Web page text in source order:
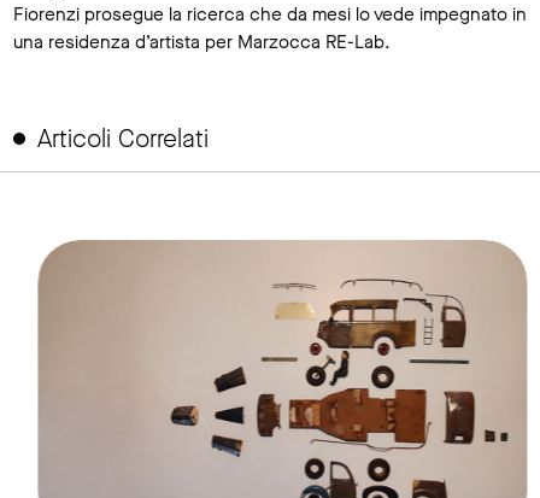
Fiorenzi prosegue la ricerca che da mesi lo vede impegnato in
una residenza d’artista per Marzocca RE-Lab.
Articoli Correlati